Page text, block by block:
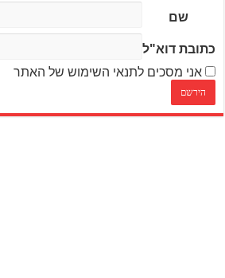
שם
כתובת דוא"ל
אני מסכים לתנאי השימוש של האתר